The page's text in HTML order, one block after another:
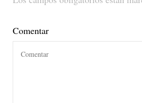
Comentar